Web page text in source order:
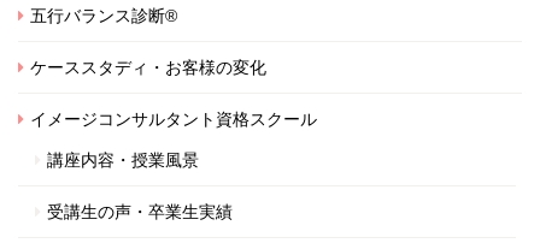
五行バランス診断®
ケーススタディ・お客様の変化
イメージコンサルタント資格スクール
講座内容・授業風景
受講生の声・卒業生実績